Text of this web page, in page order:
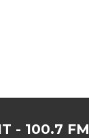
- 100.7 FM